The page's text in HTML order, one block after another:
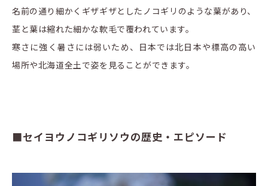
名前の通り細かくギザギザとしたノコギリのような葉があり、
茎と葉は縮れた細かな軟毛で覆われています。
寒さに強く暑さには弱いため、日本では北日本や標高の高い
場所や北海道全土で姿を見ることができます。
■セイヨウノコギリソウの歴史・エピソード